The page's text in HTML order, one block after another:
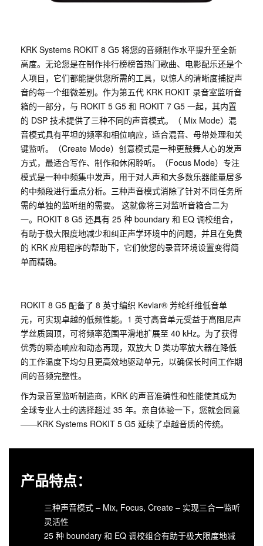
KRK Systems ROKIT 8 G5 将您的音频制作水平提升至全新
高度。无论您是在制作排行榜榜首热门歌曲、电影配乐还是个
人项目，它们都能提供您所需的工具，以惊人的清晰度捕捉声
音的每一个细微差别。作为第五代 KRK ROKIT 录音室监听音
箱的一部分，与 ROKIT 5 G5 和 ROKIT 7 G5 一起，其内置
的 DSP 技术提供了三种不同的声音模式。（ Mix Mode）混
音模式具有平坦的频率和相位响应，适合混音、母带处理和关
键监听。（Create Mode）创意模式是一种更鼓舞人心的发声
方式，最适合写作、制作和休闲聆听。（Focus Mode）专注
模式是一种中频集中发声，用于对人声和大多数乐器能量居多
的中频段进行重点分析。三种声音模式消除了针对不同任务所
需的单独的监听组的需要。 这就像将三对监听音箱合二为
一。ROKIT 8 G5 还具有 25 种 boundary 和 EQ 调校组合，
有助于极大限度地减少和纠正声学环境中的问题，并且在免费
的 KRK 应用程序的帮助下，它们使您的录音环境设置变得简
单而精确。
ROKIT 8 G5 配备了 8 英寸编织 Kevlar® 芳纶纤维低音单
元，可实现卓越的低频性能。1 英寸高音单元受益于高阻尼声
学丝质圆顶，可将频率范围平滑地扩展至 40 kHz。为了获得
优秀的瞬态响应和动态再现，双放大 D 类功率放大器在降低
的工作温度下均匀且更高效地驱动单元，以确保长时间工作期
间的音频完整性。
作为录音室监听制造商，KRK 的声音准确性和性能使其成为
全球专业人士的选择超过 35 年。亲自体验一下，您就会同意
——KRK Systems ROKIT 5 G5 延续了卓越音质的传统。
产品特点：
三种声音模式 – Mix, Focus, Create – 实现三合一监听
灵活性
25 种 boundary 和 EQ 调校组合有助于极大限度地减